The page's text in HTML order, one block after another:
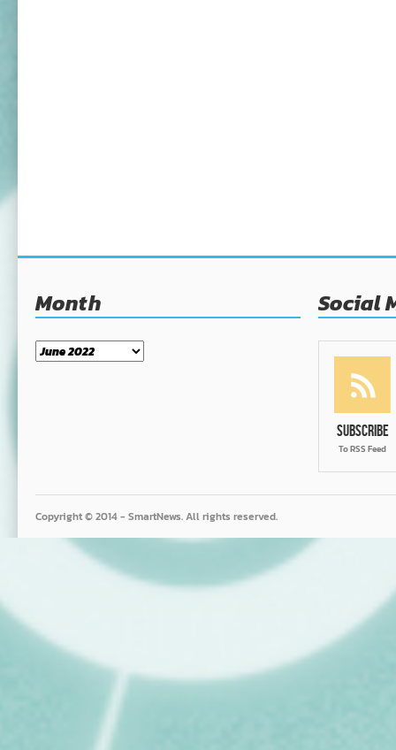
Month
Month
Social
Subscribe
To RSS Feed
Copyright © 2014 - SmartNews. All rights reserved.